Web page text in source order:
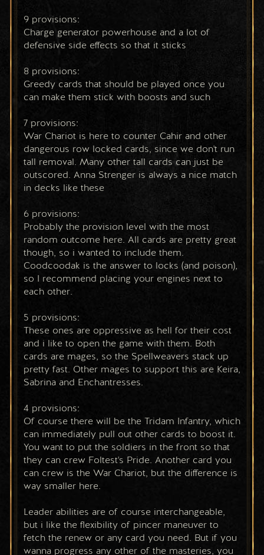
9 provisions:
Charge generator powerhouse and a lot of
defensive side effects so that it sticks
8 provisions:
Greedy cards that should be played once you
can make them stick with boosts and such
7 provisions:
War Chariot is here to counter Cahir and other
dangerous row locked cards, since we don't run
tall removal. Many other tall cards can just be
outscored. Anna Strenger is always a nice match
in decks like these
6 provisions:
Probably the provision level with the most
random outcome here. All cards are pretty great
though, so i wanted to include them.
Coodcoodak is the answer to locks (and poison),
so I recommend placing your engines next to
each other.
5 provisions:
These ones are oppressive as hell for their cost
and i like to open the game with them. Both
cards are mages, so the Spellweavers stack up
pretty fast. Other mages to support this are Keira,
Sabrina and Enchantresses.
4 provisions:
Of course there will be the Tridam Infantry, which
can immediately pull out other cards to boost it.
You want to put the soldiers in the front so that
they can crew Foltest's Pride. Another card you
can crew is the War Chariot, but the difference is
way smaller here.
Leader abilities are of course interchangeable,
but i like the flexibility of pincer maneuver to
fetch the renew or any card you need. But if you
wanna progress any other of the masteries, you